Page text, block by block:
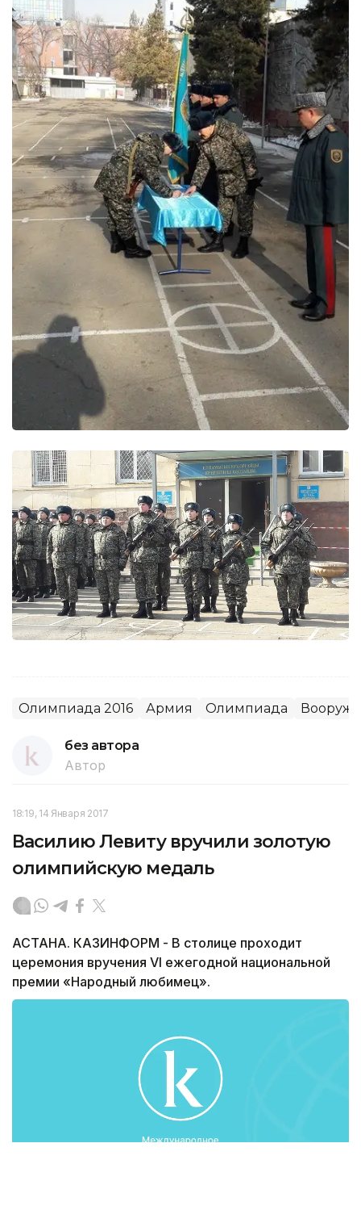
Олимпиада 2016 Армия Олимпиада
без автора
Автор
18:19, 14 Января 2017
Василию Левиту вручили золотую
олимпийскую медаль
АСТАНА. КАЗИНФОРМ - В столице проходит
церемония вручения VI ежегодной национальной
премии «Народный любимец».